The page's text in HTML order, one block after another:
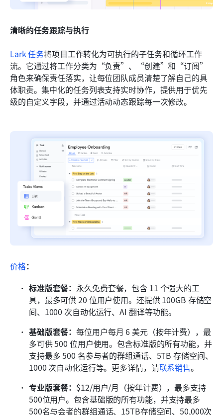
清晰的任务跟踪与执行
Lark 任务将项目工作转化为可执行的子任务和循环工作
流。它通过将工作分类为“负责”、“创建”和“订阅”
角色来确保责任落实，让每位团队成员清楚了解自己的具
体职责。集中化的任务列表支持实时协作，提供用于优先
级的自定义字段，并通过活动动态跟踪每一次修改。
价格：
标准版套餐： 永久免费套餐，包含 11 个强大的工
具，最多可供 20 位用户使用。还提供 100GB 存储空
间、1000 次自动化运行、AI 翻译等功能。
基础版套餐：每位用户每月 6 美元（按年计费），最
多可供 500 位用户使用。包含标准版的所有功能，并
支持最多 500 名参与者的群组通话、5TB 存储空间、
1000 次自动化运行等。更多详情，请联系销售。
专业版套餐： $12/用户/月（按年计费），最多支持
500位用户。包含基础版的所有功能，并支持最多
500名与会者的群组通话、15TB存储空间、50,000次